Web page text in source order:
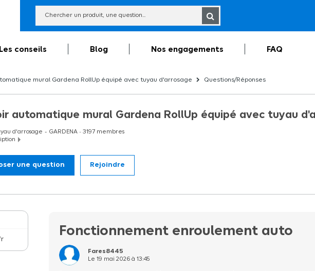
mural Gardena RollUp équipé avec tuyau d'arrosage Questions/Réponses
Les conseils Blog Nos engagements FAQ
automatique mural Gardena RollUp équipé avec tuyau
d'arrosage GARDENA - 3197 membres
automatique RollUp Gardena équipé avec tuyau d'arrosage 20m Le dévidoir automatique mural RollUp M
d'arrosage et de nettoyage très pratique pour avoir son tuyau d'arrosage toujours prêt à l'emploi et bien
sans effort du dévidoir automatique. Une fois fixé au mur, le dévidoir peut être utilisé toute l'année car il
une question Rejoindre
Fonctionnement enroulement auto
Fares8445
Le 19 mai 2026à 13:45